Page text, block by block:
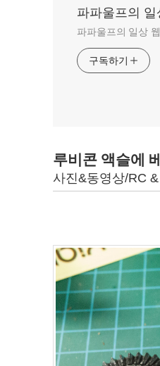
파파울프의
파파울프의 일상
구독하기
루비콘 액슬에
사진&동영상/RC